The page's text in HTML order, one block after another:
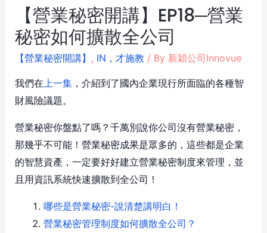
【營業秘密開講】EP18─營業
秘密如何擴散全公司
【營業秘密開講】 , IN，才施教 / By 新穎公司Innovue
我們在上一集，介紹到了國內企業現行所面臨的各種智
財風險議題。
營業秘密你盤點了嗎？千萬別說你公司沒有營業秘密，
那幾乎不可能！營業秘密成果是眾多的，這些都是企業
的智慧資產，一定要好好建立營業秘密制度來管理，並
且用資訊系統快速擴散到全公司！
哪些是營業秘密-說清楚講明白！
營業秘密管理制度如何擴散全公司？